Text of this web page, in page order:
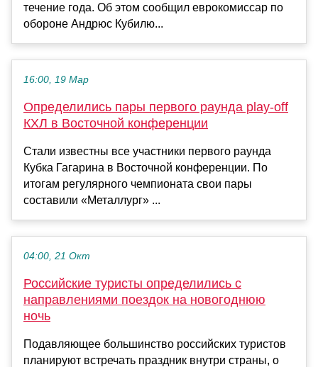
течение года. Об этом сообщил еврокомиссар по
обороне Андрюс Кубилю...
16:00, 19 Мар
Определились пары первого раунда play-off
КХЛ в Восточной конференции
Стали известны все участники первого раунда
Кубка Гагарина в Восточной конференции. По
итогам регулярного чемпионата свои пары
составили «Металлург» ...
04:00, 21 Окт
Российские туристы определились с
направлениями поездок на новогоднюю
ночь
Подавляющее большинство российских туристов
планируют встречать праздник внутри страны, о